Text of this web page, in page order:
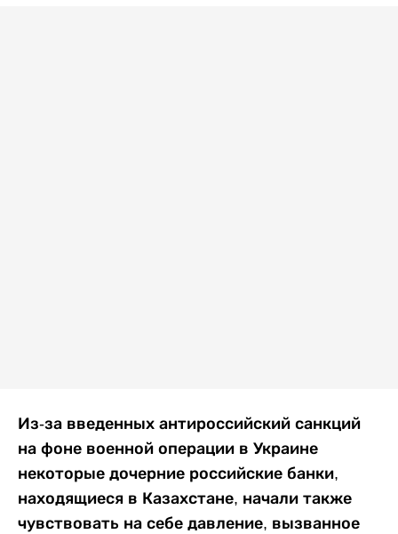
Из-за введенных антироссийский санкций
на фоне военной операции в Украине
некоторые дочерние российские банки,
находящиеся в Казахстане, начали также
чувствовать на себе давление, вызванное